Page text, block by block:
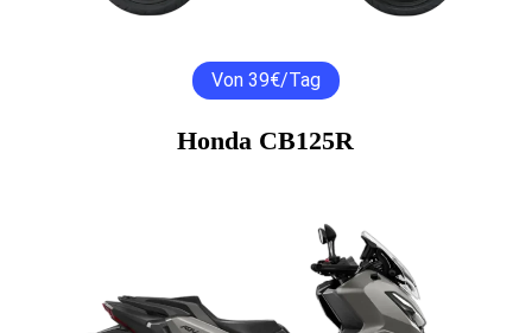
Von 39€/Tag
Honda CB125R